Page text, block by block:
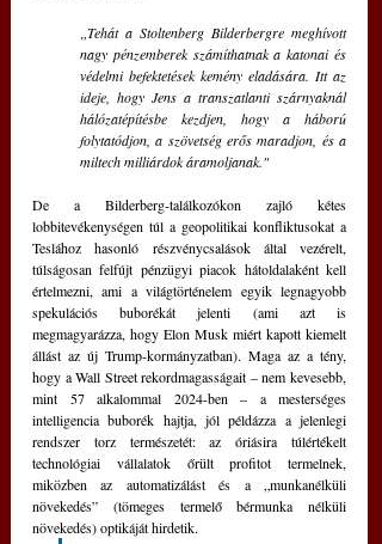
„Tehát a Stoltenberg Bilderbergre meghívott
nagy pénzemberek számíthatnak a katonai és
védelmi befektetések kemény eladására. Itt az
ideje, hogy Jens a transzatlanti szárnyaknál
hálózatépítésbe kezdjen, hogy a háború
folytatódjon, a szövetség erős maradjon, és a
miltech milliárdok áramoljanak."
De a Bilderberg-találkozókon zajló kétes
lobbitevékenységen túl a geopolitikai konfliktusokat a
Teslához hasonló részvénycsalások által vezérelt,
túlságosan felfújt pénzügyi piacok hátoldalaként kell
értelmezni, ami a világtörténelem egyik legnagyobb
spekulációs buborékát jelenti (ami azt is
megmagyarázza, hogy Elon Musk miért kapott kiemelt
állást az új Trump-kormányzatban). Maga az a tény,
hogy a Wall Street rekordmagasságait – nem kevesebb,
mint 57 alkalommal 2024-ben – a mesterséges
intelligencia buborék hajtja, jól példázza a jelenlegi
rendszer torz természetét: az óriásira túlértékelt
technológiai vállalatok őrült profitot termelnek,
miközben az automatizálást és a „munkanélküli
növekedés” (tömeges termelő bérmunka nélküli
növekedés) optikáját hirdetik.